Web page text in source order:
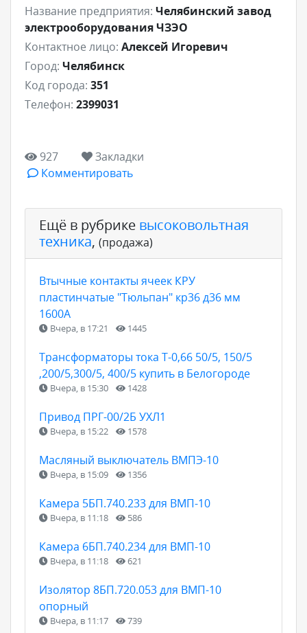
Название предприятия: Челябинский завод
электрооборудования ЧЗЭО
Контактное лицо: Алексей Игоревич
Город: Челябинск
Код города: 351
Телефон: 2399031
927
Закладки
Комментировать
Ещё в рубрике высоковольтная
техника, (продажа)
Втычные контакты ячеек КРУ
пластинчатые "Тюльпан" кр36 д36 мм
1600А
Вчера, в 17:21 1445
Трансформаторы тока Т-0,66 50/5, 150/5
,200/5,300/5, 400/5 купить в Белогороде
Вчера, в 15:30 1428
Привод ПРГ-00/2Б УХЛ1
Вчера, в 15:22 1578
Масляный выключатель ВМПЭ-10
Вчера, в 15:09 1356
Камера 5БП.740.233 для ВМП-10
Вчера, в 11:18 586
Камера 6БП.740.234 для ВМП-10
Вчера, в 11:18 621
Изолятор 8БП.720.053 для ВМП-10
опорный
Вчера, в 11:17 739